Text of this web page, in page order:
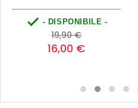
 - DISPONIBILE -
Prezzo
base
19,90 €Prezzo
16,00 €